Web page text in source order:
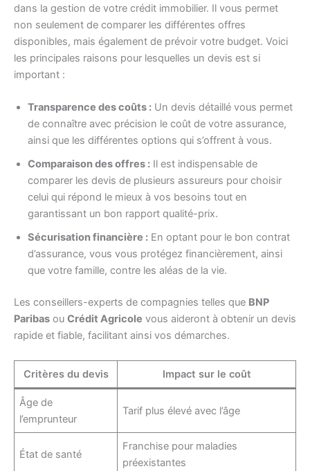
dans la gestion de votre crédit immobilier. Il vous permet
non seulement de comparer les différentes offres
disponibles, mais également de prévoir votre budget. Voici
les principales raisons pour lesquelles un devis est si
important :
Transparence des coûts : Un devis détaillé vous permet
de connaître avec précision le coût de votre assurance,
ainsi que les différentes options qui s’offrent à vous.
Comparaison des offres : Il est indispensable de
comparer les devis de plusieurs assureurs pour choisir
celui qui répond le mieux à vos besoins tout en
garantissant un bon rapport qualité-prix.
Sécurisation financière : En optant pour le bon contrat
d’assurance, vous vous protégez financièrement, ainsi
que votre famille, contre les aléas de la vie.
Les conseillers-experts de compagnies telles que BNP
Paribas ou Crédit Agricole vous aideront à obtenir un devis
rapide et fiable, facilitant ainsi vos démarches.
Critères du devis Impact sur le coût
Âge de
l’emprunteur
Tarif plus élevé avec l’âge
État de santé
Franchise pour maladies
préexistantes